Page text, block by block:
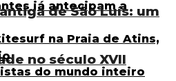
de São Luís: um
no século XVII